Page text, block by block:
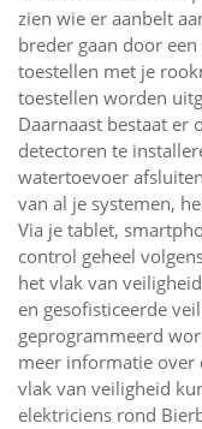
zien wie er aanbelt
breder gaan door
toestellen met je
toestellen worden
Daarnaast bestaat er
detectoren te
watertoevoer
van al je systemen,
Via je tablet,
control geheel
het vlak van
en gesofisticeerde
geprogrammeerd
meer informatie over
vlak van veiligheid
elektriciens rond